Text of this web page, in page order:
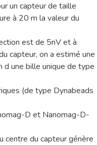
un capteur de taille
à 20 m la valeur du
est de 5nV et à
capteur, on a estimé une
une bille unique de type
(de type Dynabeads
D et Nanomag-D-
centre du capteur génère